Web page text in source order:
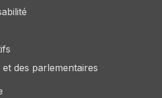
des parlementaires